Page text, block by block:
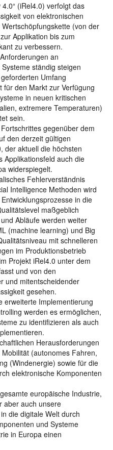
(iRel4.0) verfolgt das
von elektronischen
(von der
Applikation bis zum
zu verbessern.
an
ständig steigen
Umfang
für den Markt zur Verfügung
in neuen kritischen
extremere Temperaturen)
sein.
gegenüber dem
den derzeit gültigen
der aktuell die höchsten
Applikationsfeld auch die
widerspiegelt.
Fehlerverständnis
Intelligence Methoden wird
in die
maßgeblich
Abläufe werden weiter
(machine learning) und Big
mit schnelleren
im Produktionsbetrieb
Projekt iRel4.0 unter dem
und von den
und mitentscheidender
gesehen.
erweiterte Implementierung
werden es ermöglichen,
zu identifizieren als auch
Herausforderungen
(autonomes Fahren,
(Windenergie) sowie für die
elektronische Komponenten
europäische Industrie,
aber auch unsere
die digitale Welt durch
und Systeme
in Europa einen